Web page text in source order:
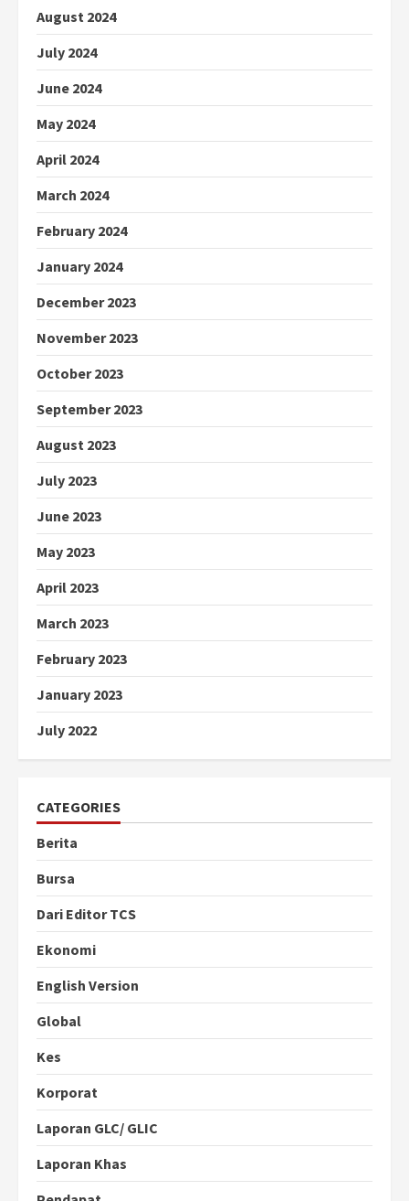
August 2024
July 2024
June 2024
May 2024
April 2024
March 2024
February 2024
January 2024
December 2023
November 2023
October 2023
September 2023
August 2023
July 2023
June 2023
May 2023
April 2023
March 2023
February 2023
January 2023
July 2022
CATEGORIES
Berita
Bursa
Dari Editor TCS
Ekonomi
English Version
Global
Kes
Korporat
Laporan GLC/ GLIC
Laporan Khas